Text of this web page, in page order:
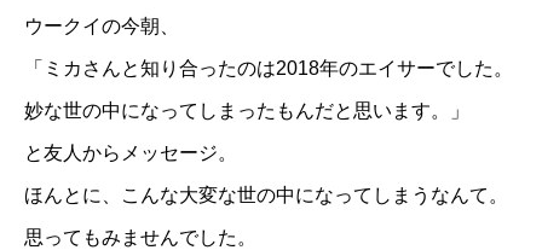
ウークイの今朝、
「ミカさんと知り合ったのは2018年のエイサーでした。
妙な世の中になってしまったもんだと思います。」
と友人からメッセージ。
ほんとに、こんな大変な世の中になってしまうなんて。
思ってもみませんでした。